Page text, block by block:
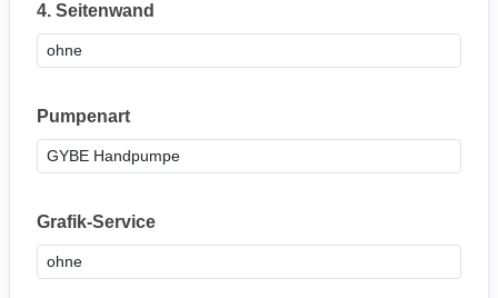
4. Seitenwand
Pumpenart
Grafik-Service